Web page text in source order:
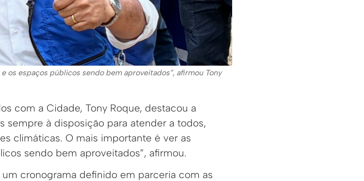
os espaços públicos sendo bem aproveitados”, afirmou Tony
com a Cidade, Tony Roque, destacou a
sempre à disposição para atender a todos,
climáticas. O mais importante é ver as
sendo bem aproveitados”, afirmou.
cronograma definido em parceria com as